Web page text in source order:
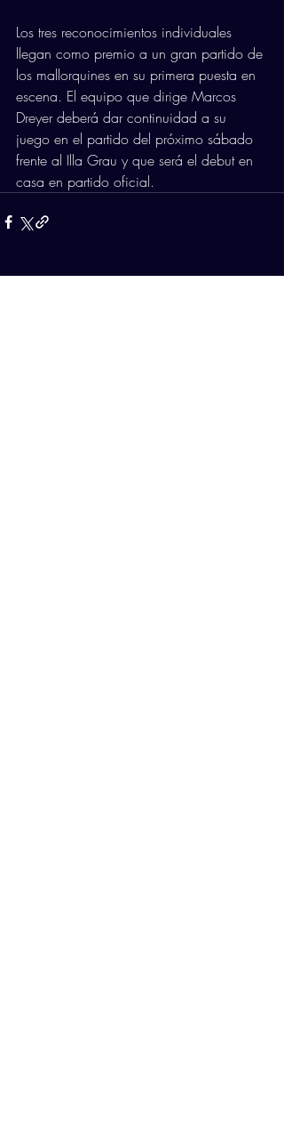
Los tres reconocimientos individuales
llegan como premio a un gran partido de
los mallorquines en su primera puesta en
escena. El equipo que dirige Marcos
Dreyer deberá dar continuidad a su
juego en el partido del próximo sábado
frente al Illa Grau y que será el debut en
casa en partido oficial.